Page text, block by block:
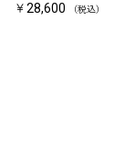
￥28,600 （税込）